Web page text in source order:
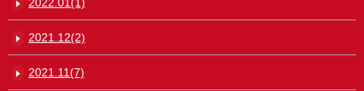
2021.12(2)
2021.11(7)